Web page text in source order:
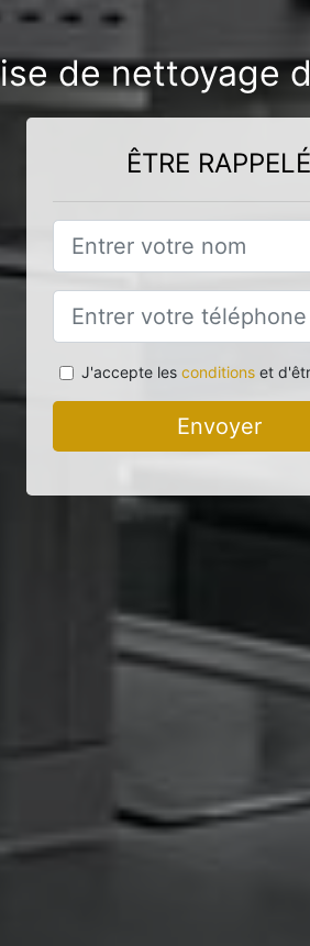
de nettoyage
ÊTRE RAPPELÉ
J'accepte les conditionset
Envoyer